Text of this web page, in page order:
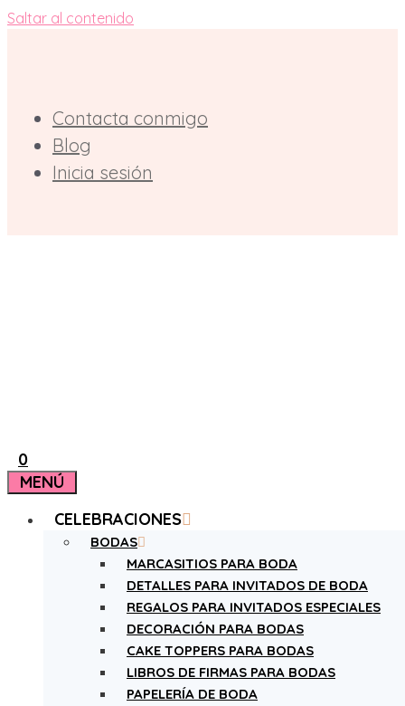
Saltar al contenido
Contacta conmigo
Blog
Inicia sesión
0
MENÚ
CELEBRACIONES
BODAS
MARCASITIOS PARA BODA
DETALLES PARA INVITADOS DE BODA
REGALOS PARA INVITADOS ESPECIALES
DECORACIÓN PARA BODAS
CAKE TOPPERS PARA BODAS
LIBROS DE FIRMAS PARA BODAS
PAPELERÍA DE BODA